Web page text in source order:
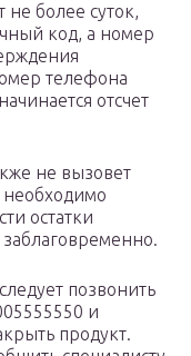
более суток,
код, а номер
телефона
отсчет
не вызовет
необходимо
остатки
заблаговременно.
позвонить
и
продукт.